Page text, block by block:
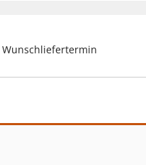
Wunschliefertermin